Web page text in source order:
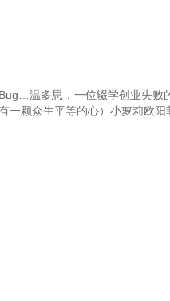
温多思，一位辍学创业失败
颗众生平等的心）小萝莉欧